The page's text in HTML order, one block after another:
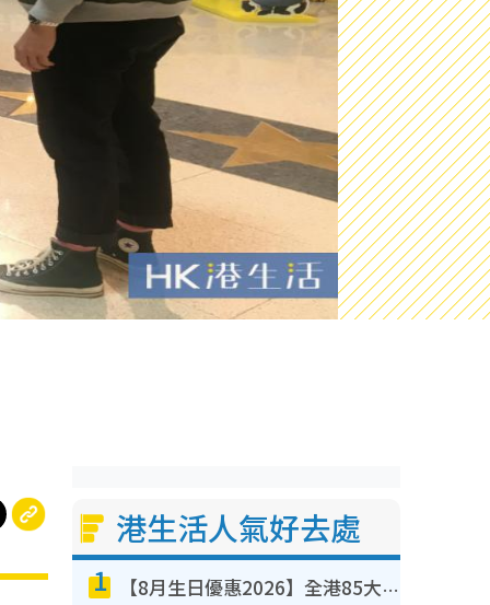
港生活人氣好去處
1 【8月生日優惠2026】全港85大食買玩著數攻略 自助餐/火鍋放題同行免費＋誠品/DONKI送現金券